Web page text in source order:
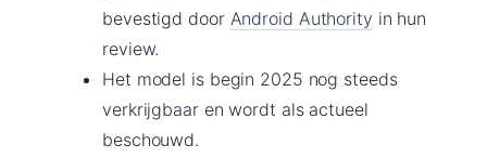
bevestigd door Android Authority in hun
review.
Het model is begin 2025 nog steeds
verkrijgbaar en wordt als actueel
beschouwd.